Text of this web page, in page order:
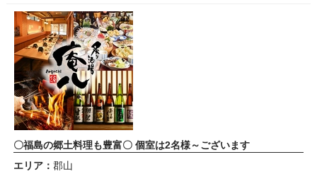
〇福島の郷土料理も豊富〇 個室は2名様～ございます
エリア： 郡山